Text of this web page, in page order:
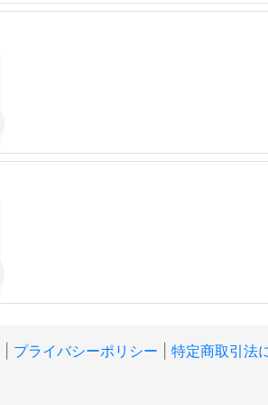
プライバシーポリシー 特定商取引法